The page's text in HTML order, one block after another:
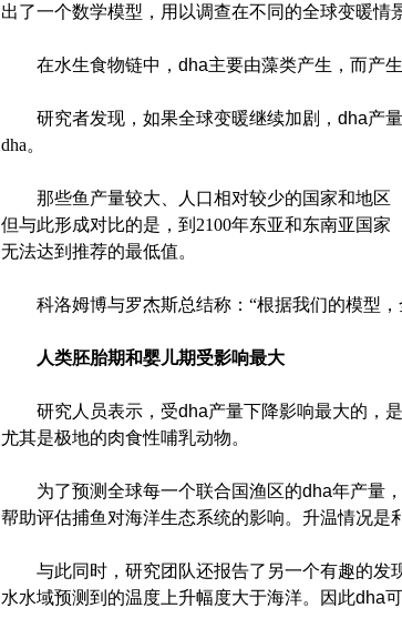
出了一个数学模型，用以调查在不同的全球变暖情
在水生食物链中， dha主要由藻类产生，而产生
研究者发现，如果全球变暖继续加剧， dha产
dha。
那些鱼产量较大、人口相对较少的国家和地区（
但与此形成对比的是，到2100年东亚和东南亚国
无法达到推荐的最低值。
科洛姆博与罗杰斯总结称：“根据我们的模型，
人类胚胎期和婴儿期受影响最大
研究人员表示，受dha产量下降影响最大的，
尤其是极地的肉食性哺乳动物。
为了预测全球每一个联合国渔区的dha年产量
帮助评估捕鱼对海洋生态系统的影响。升温情况是
与此同时，研究团队还报告了另一个有趣的发
水水域预测到的温度上升幅度大于海洋。因此dha